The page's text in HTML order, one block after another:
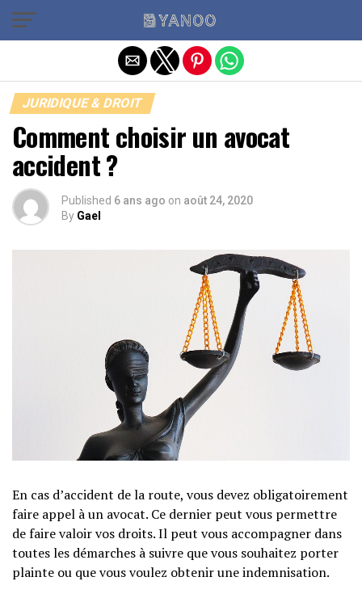
JURIDIQUE & DROIT
Comment choisir un avocat
accident ?
Published 6 ans ago on août 24, 2020
By Gael
En cas d’accident de la route, vous devez obligatoirement
faire appel à un avocat. Ce dernier peut vous permettre
de faire valoir vos droits. Il peut vous accompagner dans
toutes les démarches à suivre que vous souhaitez porter
plainte ou que vous voulez obtenir une indemnisation.
Quitter la version mobile